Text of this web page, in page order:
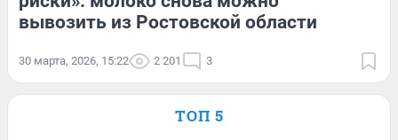
вывозить из Ростовской области
30 марта, 2026, 15:22 2 201 3
ТОП 5